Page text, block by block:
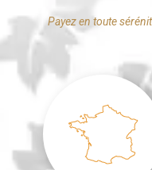
Payez en toute